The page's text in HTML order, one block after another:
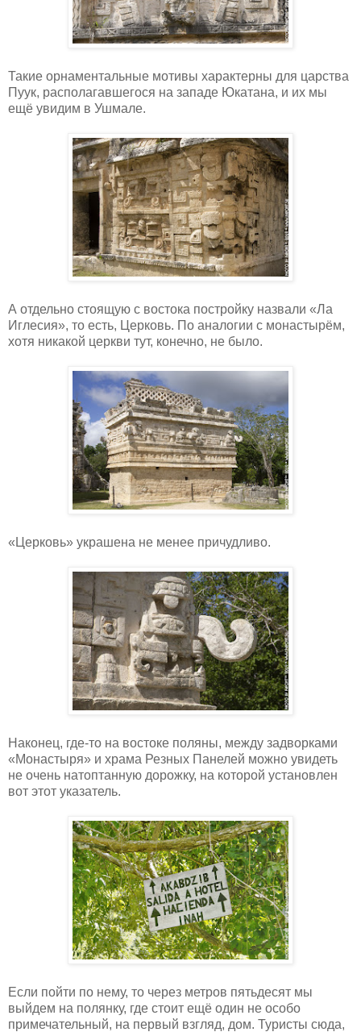
Такие орнаментальные мотивы характерны для царства
Пуук, располагавшегося на западе Юкатана, и их мы
ещё увидим в Ушмале.
А отдельно стоящую с востока постройку назвали «Ла
Иглесия», то есть, Церковь. По аналогии с монастырём,
хотя никакой церкви тут, конечно, не было.
«Церковь» украшена не менее причудливо.
Наконец, где-то на востоке поляны, между задворками
«Монастыря» и храма Резных Панелей можно увидеть
не очень натоптанную дорожку, на которой установлен
вот этот указатель.
Если пойти по нему, то через метров пятьдесят мы
выйдем на полянку, где стоит ещё один не особо
примечательный, на первый взгляд, дом. Туристы сюда,